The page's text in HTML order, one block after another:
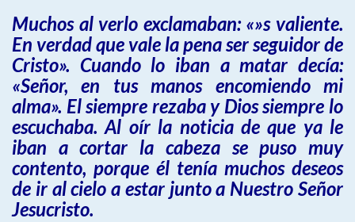
Muchos al verlo exclamaban: «»s valiente.
En verdad que vale la pena ser seguidor de
Cristo». Cuando lo iban a matar decía:
«Señor, en tus manos encomiendo mi
alma». El siempre rezaba y Dios siempre lo
escuchaba. Al oír la noticia de que ya le
iban a cortar la cabeza se puso muy
contento, porque él tenía muchos deseos
de ir al cielo a estar junto a Nuestro Señor
Jesucristo.